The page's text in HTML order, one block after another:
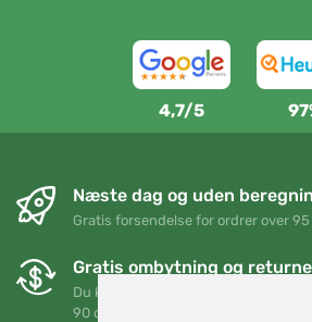
4,7/5
Næste dag og uden
Gratis forsendelse for ordrer over 95
Gratis ombytning og
Du kan returnere eller bytte din
90 dage